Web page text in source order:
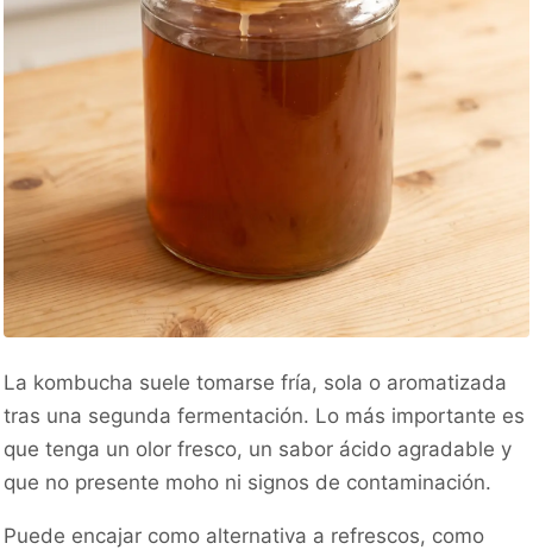
La kombucha suele tomarse fría, sola o aromatizada
tras una segunda fermentación. Lo más importante es
que tenga un olor fresco, un sabor ácido agradable y
que no presente moho ni signos de contaminación.
Puede encajar como alternativa a refrescos, como